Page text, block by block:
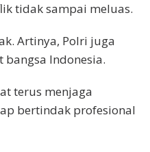
tidak sampai meluas.
Artinya, Polri juga
Indonesia.
terus menjaga
bertindak profesional